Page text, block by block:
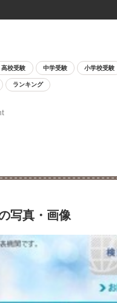
高校受験 中学受験 小学校受験
ランキング
写真・画像